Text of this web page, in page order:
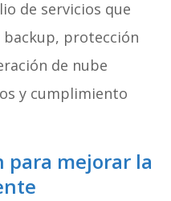
de servicios que
backup, protección
de nube
y cumplimiento
para mejorar la